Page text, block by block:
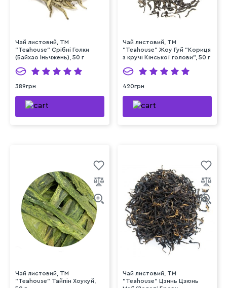
Чай листовий, ТМ
"Teahouse" Срібні Голки
(Байхао Іньчжень), 50 г
389грн
Чай листовий, ТМ
"Teahouse" Жоу Гуй "Кориця
з кручі Кінської голови", 50 г
420грн
Чай листовий, ТМ
"Teahouse" Тайпін Хоукуй,
Чай листовий, ТМ
"Teahouse" Цзинь Цзюнь